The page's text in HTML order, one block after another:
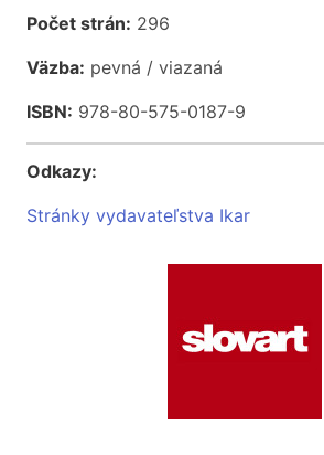
Počet strán: 296
Väzba: pevná / viazaná
ISBN: 978-80-575-0187-9
Odkazy:
Stránky vydavateľstva Ikar